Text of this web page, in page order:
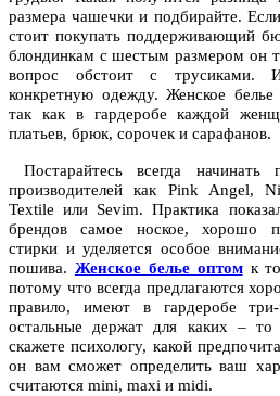
размера чашечки и подбирайте.
стоит покупать поддерживающий
блондинкам с шестым размером он
вопрос обстоит с трусиками.
конкретную одежду. Женское
так как в гардеробе каждой
платьев, брюк, сорочек и сарафанов.
Постарайтесь всегда
производителей как Pink Angel,
Textile или Sevim. Практика
брендов самое ноское, хорошо
стирки и уделяется особое
пошива. Женское белье оптомк
потому что всегда предлагаются
правило, имеют в гардеробе
остальные держат для каких –
скажете психологу, какой
он вам сможет определить ваш
считаются mini, maxi и midi.